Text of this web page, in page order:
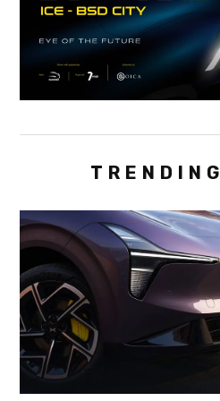
TRENDING